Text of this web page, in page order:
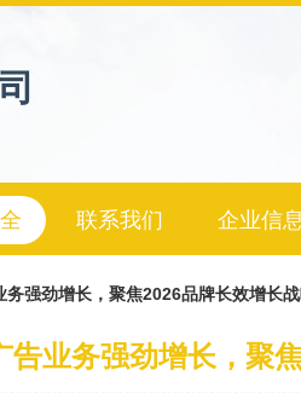
联系我们 企业信
务强劲增长，聚焦2026品牌长效增长
告业务强劲增长，聚